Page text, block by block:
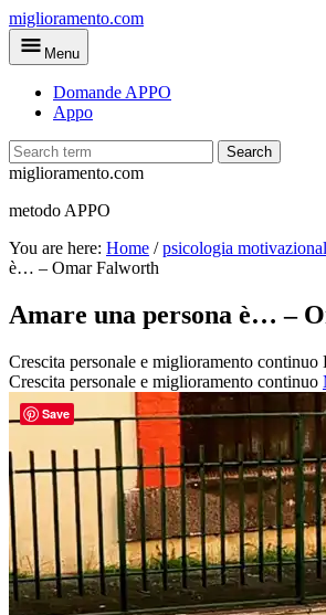
Skip
to
main
miglioramento.com
Menu
Domande APPO
Appo
Search
miglioramento.com
metodo APPO
You are here: Home /psicologia
è… – Omar Falworth
Amare una persona è… –
Crescita personale e miglioramento continuo
Crescita personale e miglioramento continuo
Save